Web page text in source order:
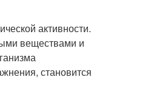
активности.
веществами и
становится